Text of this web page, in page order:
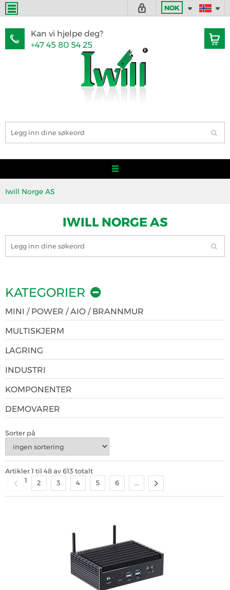
NOK
Kan vi hjelpe deg?
+47 45 80 54 25
Iwill Norge AS
IWILL NORGE AS
KATEGORIER
MINI / POWER / AIO / BRANNMUR
MULTISKJERM
LAGRING
INDUSTRI
KOMPONENTER
DEMOVARER
Sorter på
Artikler1 til 48av613 totalt
1
2 3 4 5 6 ...